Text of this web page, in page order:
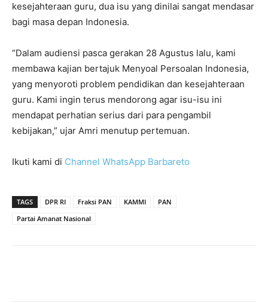
kesejahteraan guru, dua isu yang dinilai sangat mendasar
bagi masa depan Indonesia.
“Dalam audiensi pasca gerakan 28 Agustus lalu, kami
membawa kajian bertajuk Menyoal Persoalan Indonesia,
yang menyoroti problem pendidikan dan kesejahteraan
guru. Kami ingin terus mendorong agar isu-isu ini
mendapat perhatian serius dari para pengambil
kebijakan,” ujar Amri menutup pertemuan.
Ikuti kami di Channel WhatsApp Barbareto
TAGS DPR RI Fraksi PAN KAMMI
PAN
Partai Amanat Nasional